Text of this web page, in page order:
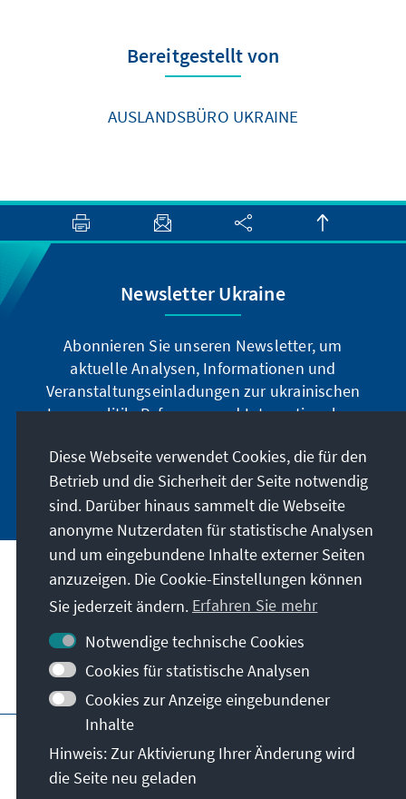
Bereitgestellt von
AUSLANDSBÜRO UKRAINE
Newsletter Ukraine
Abonnieren Sie unseren Newsletter, um
aktuelle Analysen, Informationen und
Veranstaltungseinladungen zur ukrainischen
Innenpolitik, Reformen und Internationalem
Jetzt abonnieren
Anschrift
Kontakt
Besuchen Sie auch
Hauptseite der KAS
Nutzungsbedingungen
Erklärung zur Barrierefreiheit
Diese Webseite verwendet Cookies, die für den
Betrieb und die Sicherheit der Seite notwendig
sind. Darüber hinaus sammelt die Webseite
anonyme Nutzerdaten für statistische Analysen
und um eingebundene Inhalte externer Seiten
anzuzeigen. Die Cookie-Einstellungen können
Sie jederzeit ändern. Erfahren Sie mehr
Notwendige technische Cookies
Cookies für statistische Analysen
Cookies zur Anzeige eingebundener
Inhalte
Hinweis: Zur Aktivierung Ihrer Änderung wird
die Seite neu geladen